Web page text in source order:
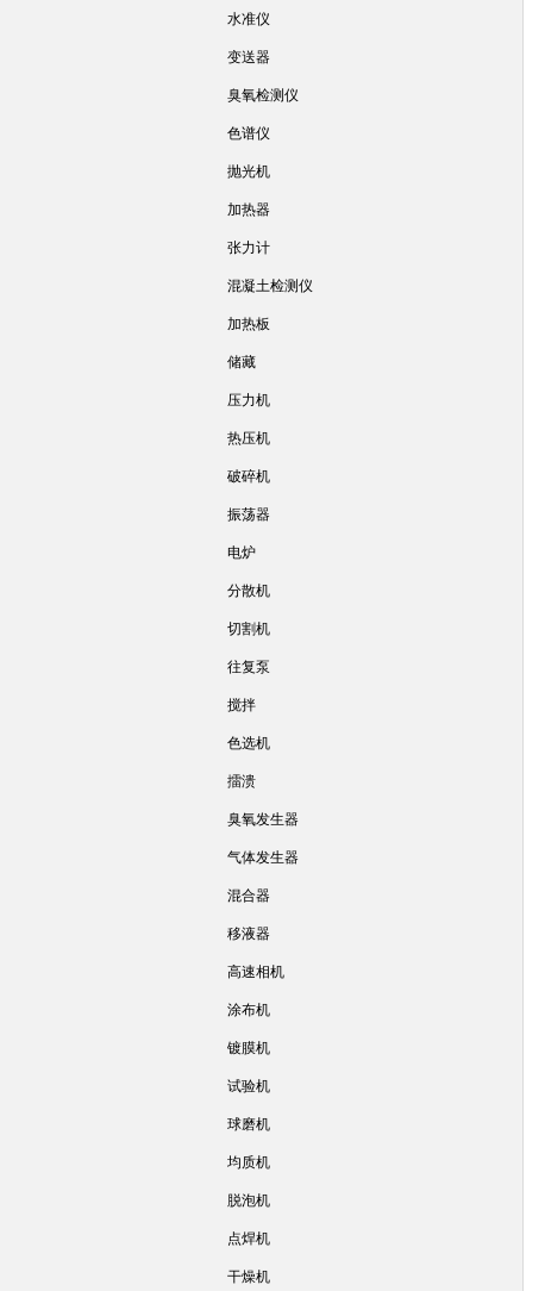
水准仪
变送器
臭氧检测仪
色谱仪
抛光机
加热器
张力计
混凝土检测仪
加热板
储藏
压力机
热压机
破碎机
振荡器
电炉
分散机
切割机
往复泵
搅拌
色选机
擂溃
臭氧发生器
气体发生器
混合器
移液器
高速相机
涂布机
镀膜机
试验机
球磨机
均质机
脱泡机
点焊机
干燥机